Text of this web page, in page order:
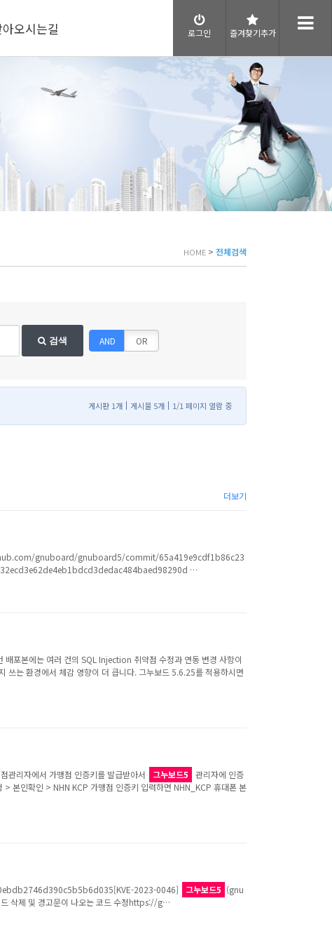
로그인 즐겨찾기추가
아오시는길
HOME > 전체검색
검색 AND OR
게시판 1개 게시물 5개 1/1 페이지 열람 중
더보기
github.com/gnuboard/gnuboard5/commit/65a419e9cdf1b86c23
…
포본에는 여러 건의 SQL Injection 취약점 수정과 연동 변경 사항이
쓰는 환경에서 체감 영향이 더 큽니다. 그누보드 5.6.25를 적용하시면
관리자에서 가맹점 인증키를 발급받아서 그누보드5
관리자에 인증
본인확인 > NHN KCP 가맹점 인증키 입력하면 NHN_KCP 휴대폰 본
2023-0046] 그누보드5 (gnu
제 및 경고문이 나오는 코드 수정https://g…